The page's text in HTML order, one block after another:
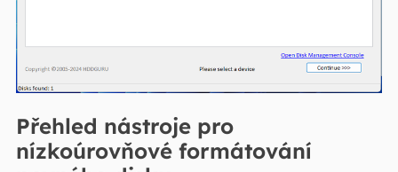
Přehled nástroje pro
nízkoúrovňové formátování